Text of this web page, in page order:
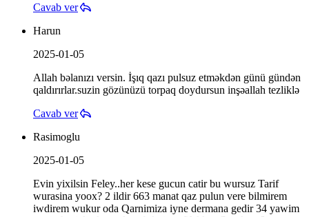
Cavab ver
Harun
2025-01-05
Allah bəlanızı versin. İşıq qazı pulsuz etməkdən günü gündən
qaldırırlar.suzin gözünüzü torpaq doydursun inşəallah tezliklə
Cavab ver
Rasimoglu
2025-01-05
Evin yixilsin Feley..her kese gucun catir bu wursuz Tarif
wurasina yoox? 2 ildir 663 manat qaz pulun vere bilmirem
iwdirem wukur oda Qarnimiza iyne dermana gedir 34 yawim